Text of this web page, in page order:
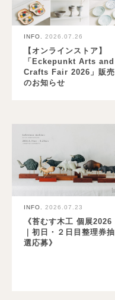
INFO. 2026.07.26
【オンラインストア】
「Eckepunkt Arts and
Crafts Fair 2026」販売
のお知らせ
INFO. 2026.07.23
《苔むす木工 個展2026
｜初日・２日目整理券抽
選応募》